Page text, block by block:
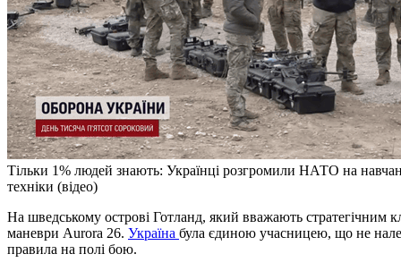
Тільки 1% людей знають: Українці розгромили НАТО на
техніки (відео)
На шведському острові Готланд, який вважають стратегічним ключем до Балтійського моря, завершилися найбільші
маневри Aurora 26. Україна була єдиною учасницею, що не
правила на полі бою.